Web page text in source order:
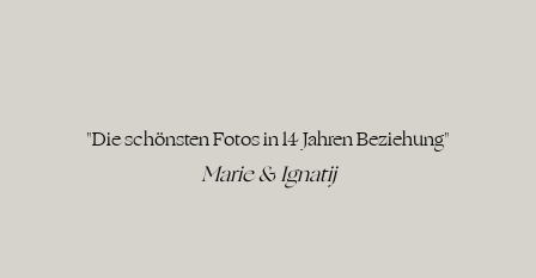
"Die schönsten Fotos in 14 Jahren Beziehung"
Marie & Ignatij